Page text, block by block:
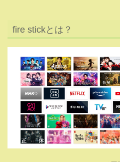
fire stickとは？